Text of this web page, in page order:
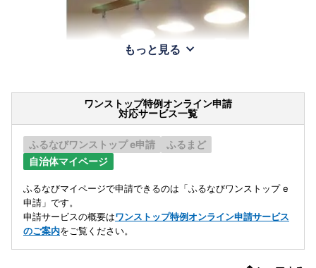
もっと見る
ワンストップ特例オンライン申請
対応サービス一覧
ふるなびワンストップ e申請
ふるまど
自治体マイページ
ふるなびマイページで申請できるのは「ふるなびワンストップ e
申請」です。
申請サービスの概要はワンストップ特例オンライン申請サービス
のご案内をご覧ください。